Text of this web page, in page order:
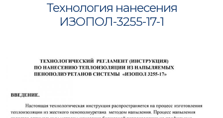
Технология нанесения
ИЗОПОЛ-3255-17-1